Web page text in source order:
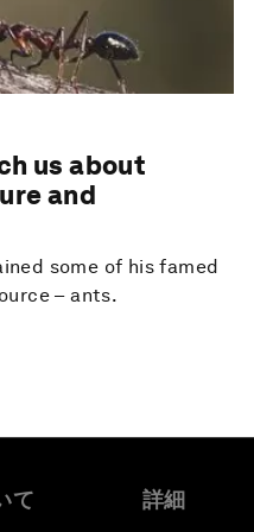
us about
and
some of his famed
– ants.
て 詳細